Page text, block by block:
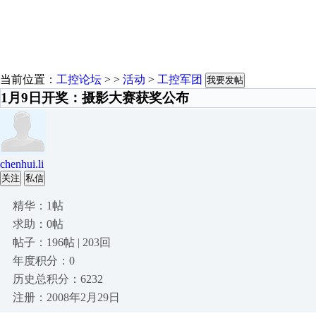
当前位置： 工控论坛 > > 活动 > 工控军团 我要发帖
1月9日开奖：摄影大赛获奖公布
chenhui.li
关注 私信
精华：1帖
求助：0帖
帖子：196帖 | 203回
年度积分：0
历史总积分：6232
注册：2008年2月29日